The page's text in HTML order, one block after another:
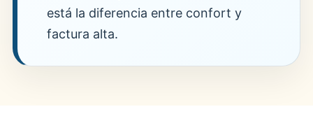
está la diferencia entre confort y
factura alta.